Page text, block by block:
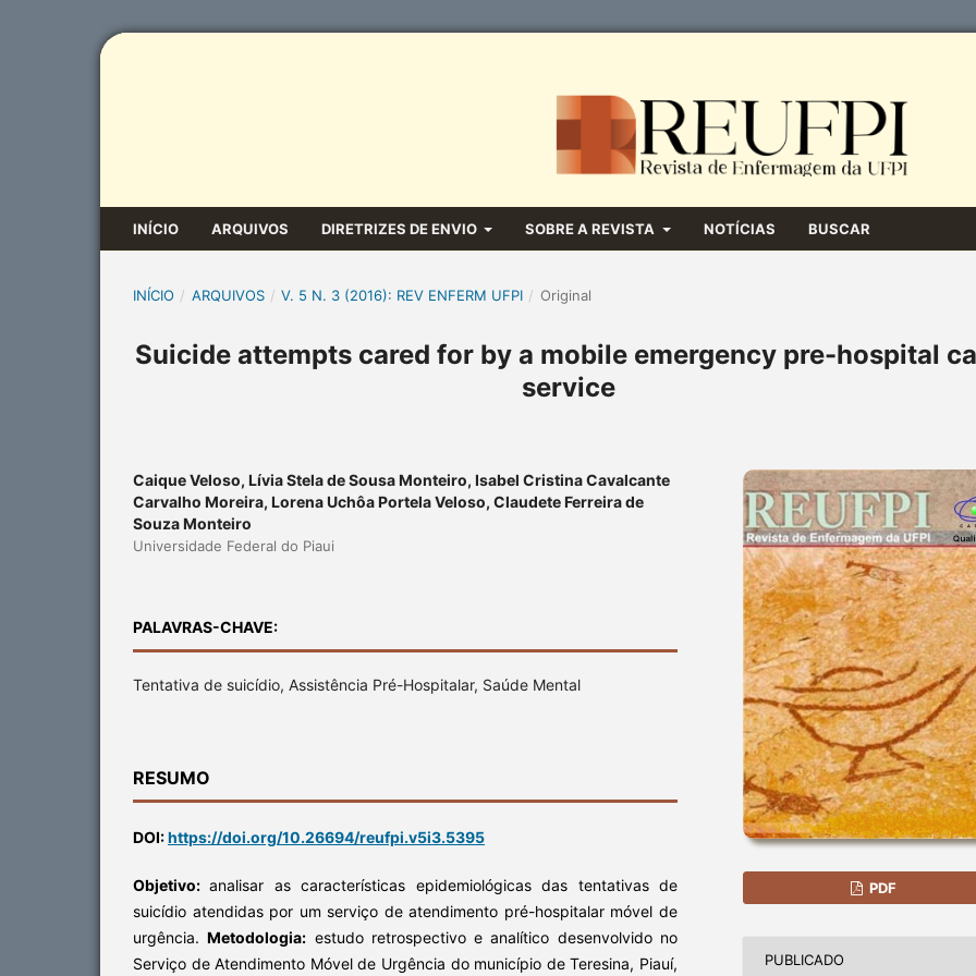
INÍCIO ARQUIVOS DIRETRIZES DE ENVIO SOBRE A REVISTA NOTÍCIAS BUSCAR
INÍCIO / ARQUIVOS / V. 5 N. 3 (2016): REV ENFERM UFPI / Original
Suicide attempts cared for by a mobile emergency pre-hospital
service
Caique Veloso, Lívia Stela de Sousa Monteiro, Isabel Cristina Cavalcante
Carvalho Moreira, Lorena Uchôa Portela Veloso, Claudete Ferreira de
Souza Monteiro
Universidade Federal do Piaui
PALAVRAS-CHAVE:
Tentativa de suicídio, Assistência Pré-Hospitalar, Saúde Mental
RESUMO
DOI:https://doi.org/10.26694/reufpi.v5i3.5395
Objetivo:analisar as características epidemiológicas das tentativas de
suicídio atendidas por um serviço de atendimento pré-hospitalar móvel de
urgência.Metodologia: estudo retrospectivo e analítico desenvolvido no
Serviço de Atendimento Móvel de Urgência do município de Teresina, Piauí,
PDF
PUBLICADO